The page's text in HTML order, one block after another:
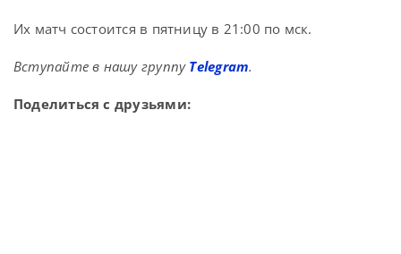
Их матч состоится в пятницу в 21:00 по мск.
Вступайте в нашу группу Telegram.
Поделиться с друзьями: